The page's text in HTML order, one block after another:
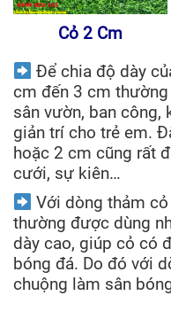
Cỏ 2 Cm
Để chia độ dày
cm đến 3 cm
sân vườn, ban công,
giản trí cho trẻ em.
hoặc 2 cm cũng rất
cưới, sự kiên…
Với dòng thảm
thường được dùng
dày cao, giúp cỏ có
bóng đá. Do đó với
chuộng làm sân